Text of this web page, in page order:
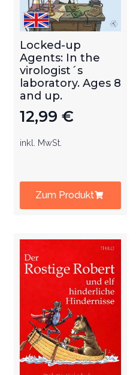
Locked-up
Agents: In the
virologist´s
laboratory. Ages 8
and up.
12,99 €
inkl. MwSt.
Zum Produkt